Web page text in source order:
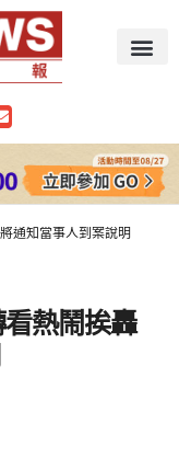
通知當事人到案說明
熱鬧挨轟